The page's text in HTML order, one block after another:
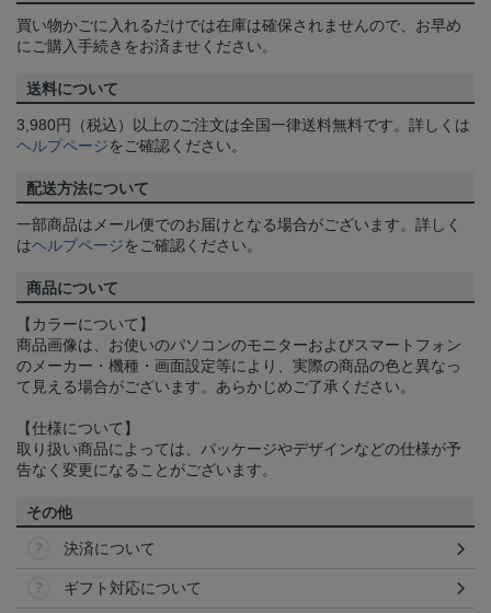
買い物かごに入れるだけでは在庫は確保されませんので、お早め
にご購入手続きをお済ませください。
送料について
3,980円（税込）以上のご注文は全国一律送料無料です。詳しくは
ヘルプページをご確認ください。
配送方法について
一部商品はメール便でのお届けとなる場合がございます。詳しく
はヘルプページをご確認ください。
商品について
【カラーについて】
商品画像は、お使いのパソコンのモニターおよびスマートフォン
のメーカー・機種・画面設定等により、実際の商品の色と異なっ
て見える場合がございます。あらかじめご了承ください。
【仕様について】
取り扱い商品によっては、パッケージやデザインなどの仕様が予
告なく変更になることがございます。
その他
決済について
ギフト対応について